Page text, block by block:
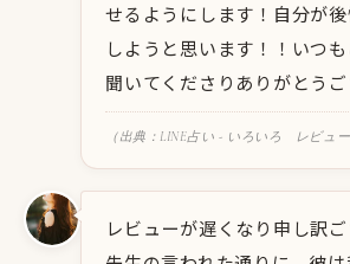
せるようにします！自分が
しようと思います！！いつ
聞いてくださりありがとう
（出典：LINE占い - いろいろ レビュー
レビューが遅くなり申し訳ご